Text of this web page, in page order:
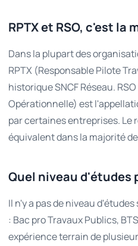
RPTX et RSO, c'est la
Dans la plupart des
RPTX (Responsable Pilote
historique SNCF Réseau.
Opérationnelle) est
par certaines entreprises. Le
équivalent dans la majorité
Quel niveau d'études
Il n'y a pas de niveau
: Bac pro Travaux Publics,
expérience terrain de